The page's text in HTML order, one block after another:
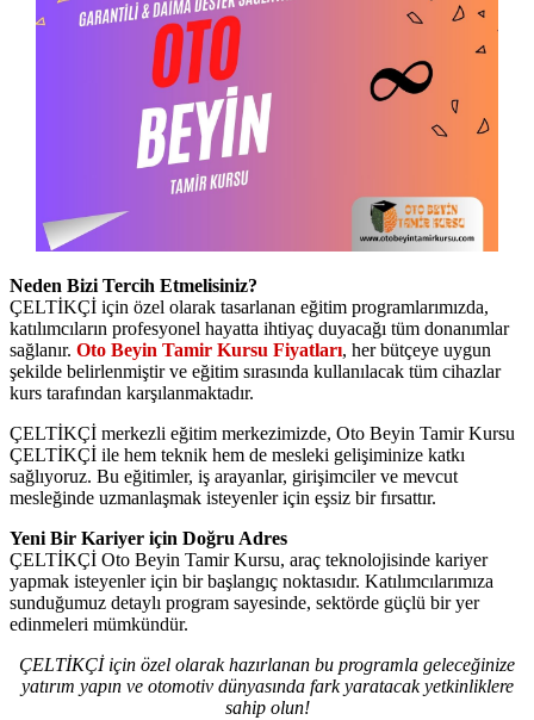
Neden Bizi Tercih Etmelisiniz?
ÇELTİKÇİ için özel olarak tasarlanan eğitim programlarımızda,
katılımcıların profesyonel hayatta ihtiyaç duyacağı tüm donanımlar
sağlanır. Oto Beyin Tamir Kursu Fiyatları, her bütçeye uygun
şekilde belirlenmiştir ve eğitim sırasında kullanılacak tüm cihazlar
kurs tarafından karşılanmaktadır.
ÇELTİKÇİ merkezli eğitim merkezimizde, Oto Beyin Tamir Kursu
ÇELTİKÇİ ile hem teknik hem de mesleki gelişiminize katkı
sağlıyoruz. Bu eğitimler, iş arayanlar, girişimciler ve mevcut
mesleğinde uzmanlaşmak isteyenler için eşsiz bir fırsattır.
Yeni Bir Kariyer için Doğru Adres
ÇELTİKÇİ Oto Beyin Tamir Kursu, araç teknolojisinde kariyer
yapmak isteyenler için bir başlangıç noktasıdır. Katılımcılarımıza
sunduğumuz detaylı program sayesinde, sektörde güçlü bir yer
edinmeleri mümkündür.
ÇELTİKÇİ için özel olarak hazırlanan bu programla geleceğinize
yatırım yapın ve otomotiv dünyasında fark yaratacak yetkinliklere
sahip olun!